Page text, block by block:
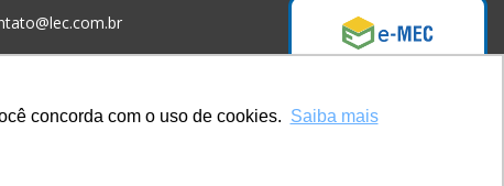
concorda com o uso de cookies. Saiba mais
Antifraude